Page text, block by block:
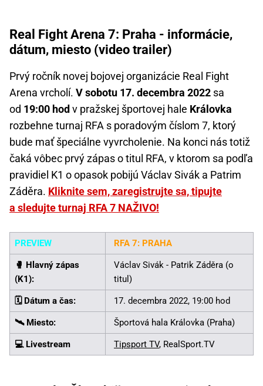
Real Fight Arena 7: Praha - informácie,
dátum, miesto (video trailer)
Prvý ročník novej bojovej organizácie Real Fight
Arena vrcholí. V sobotu 17. decembra 2022 sa
od 19:00 hod v pražskej športovej hale Královka
rozbehne turnaj RFA s poradovým číslom 7, ktorý
bude mať špeciálne vyvrcholenie. Na konci nás totiž
čaká vôbec prvý zápas o titul RFA, v ktorom sa podľa
pravidiel K1 o opasok pobijú Václav Sivák a Patrim
Záděra. Kliknite sem, zaregistrujte sa, tipujte
a sledujte turnaj RFA 7 NAŽIVO!
PREVIEW RFA 7: PRAHA
🥊️ Hlavný zápas
(K1):
Václav Sivák - Patrik Záděra (o
titul)
🗓️ Dátum a čas: 17. decembra 2022, 19:00 hod
🛰️ Miesto: Športová hala Královka (Praha)
💻 Livestream Tipsport TV, RealSport.TV